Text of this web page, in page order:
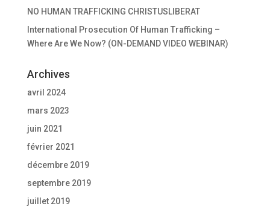
NO HUMAN TRAFFICKING CHRISTUSLIBERAT
International Prosecution Of Human Trafficking –
Where Are We Now? (ON-DEMAND VIDEO WEBINAR)
Archives
avril 2024
mars 2023
juin 2021
février 2021
décembre 2019
septembre 2019
juillet 2019